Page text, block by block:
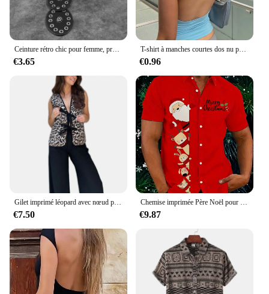
€3.65
T-shirt à manches courtes dos nu pour femmes, tenue multi-usages, slim, basique, slim, découpé, sexy, été, 2023
€0.96
€7.50 €9.87